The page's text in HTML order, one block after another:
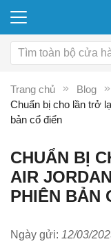
Trang chủ Blog
Chuẩn bị cho lần trở
bản cổ điển
CHUẨN BỊ
AIR
PHIÊN BẢN
Ngày gửi: 12/03/